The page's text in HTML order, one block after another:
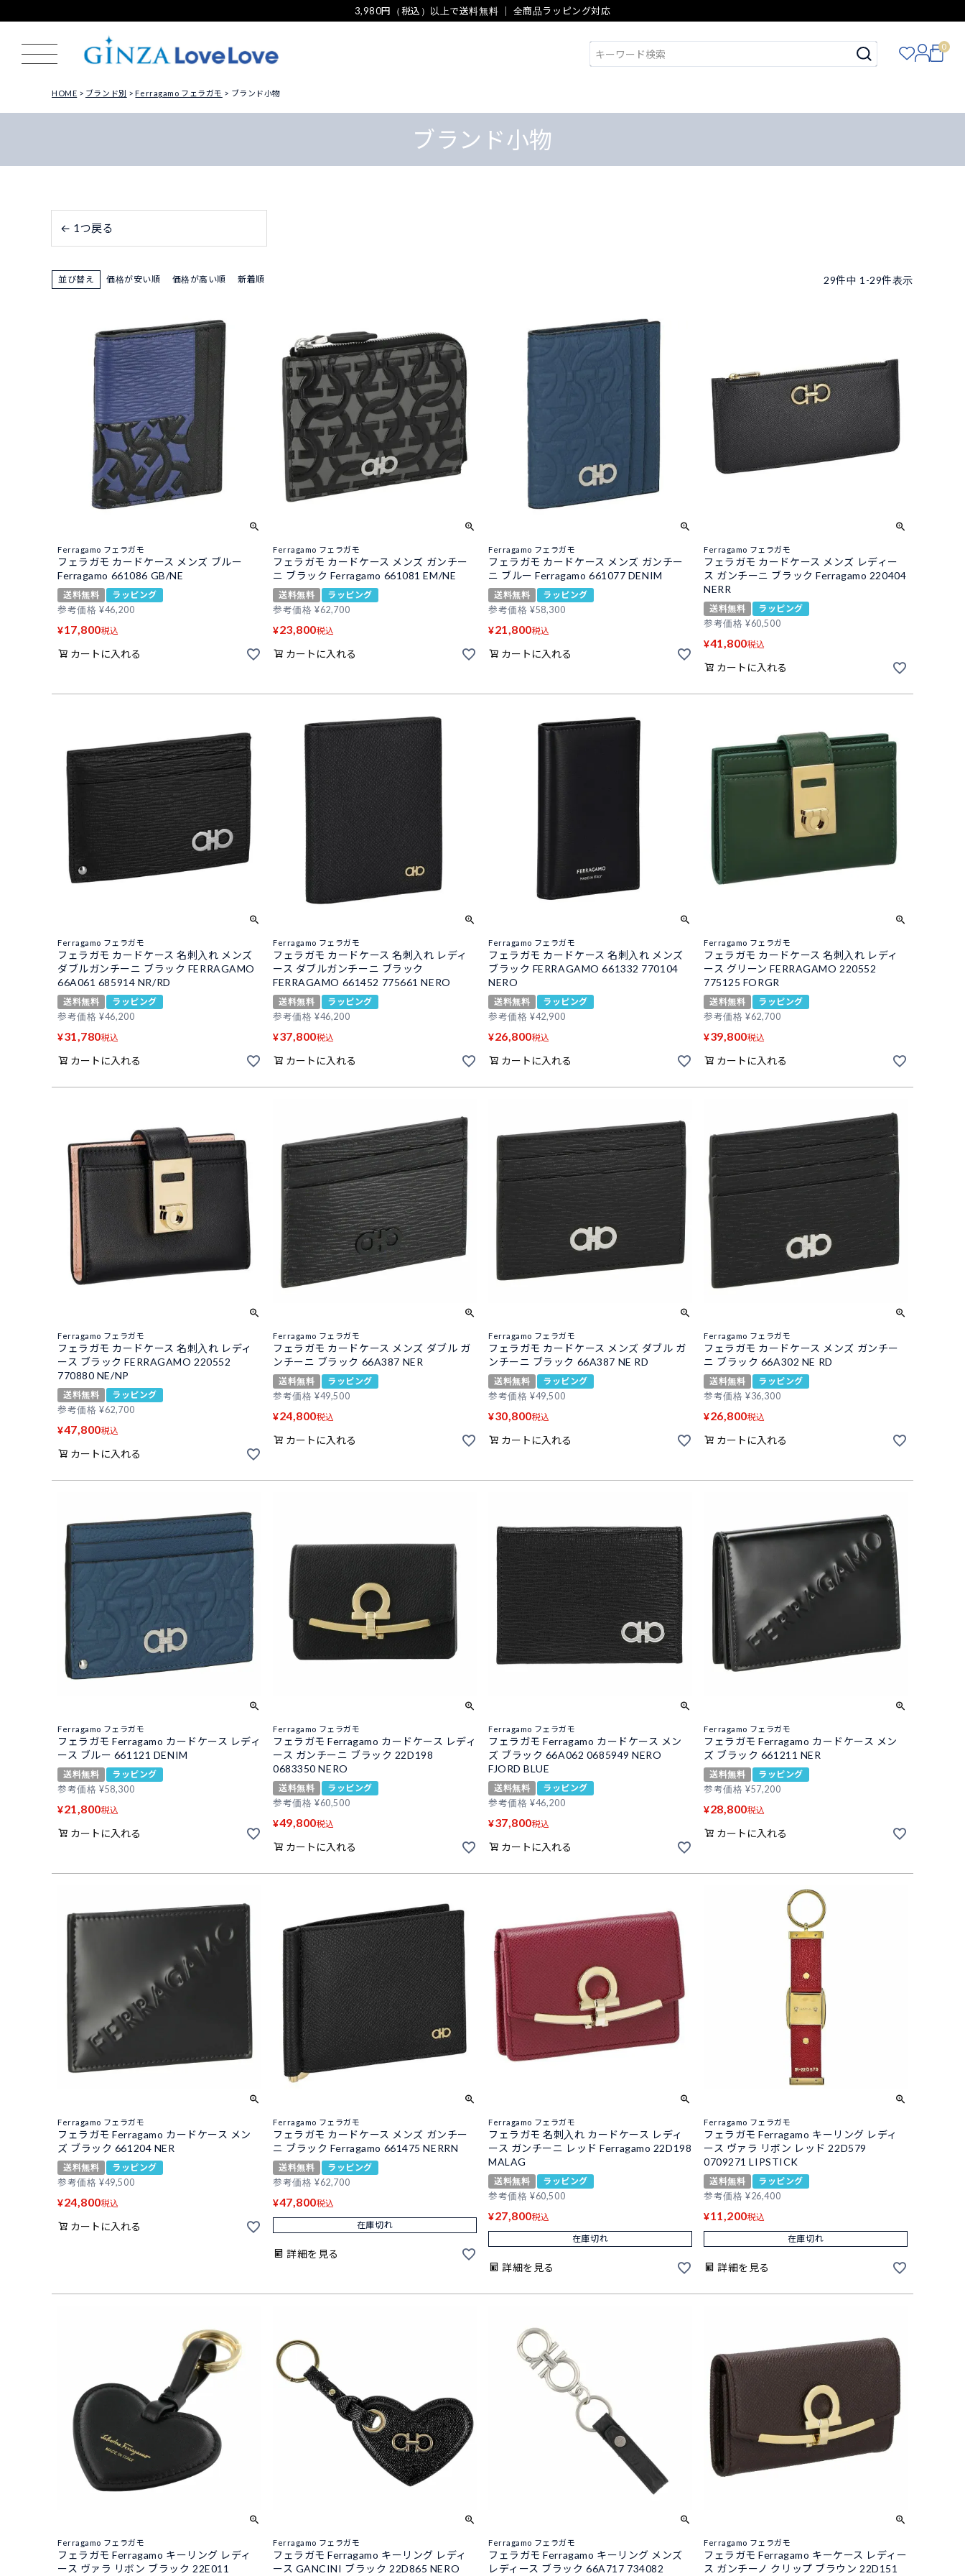
3,980円（税込）以上で送料無料 ｜ 全商品ラッピング対応
0
HOME ブランド別 Ferragamo フェラガモ ブランド小物
ブランド小物
← 1つ戻る
並び替え 価格が安い順 価格が高い順 新着順 29件中 1 -29件表示
Ferragamo フェラガモ
フェラガモ カードケース メンズ ブルー
Ferragamo 661086 GB/NE
送料無料
ラッピング
参考価格 ¥46,200
¥17,800税込
カートに入れる
Ferragamo フェラガモ
フェラガモ カードケース メンズ ガンチー
ニ ブラック Ferragamo 661081 EM/NE
送料無料
ラッピング
参考価格 ¥62,700
¥23,800税込
カートに入れる
Ferragamo フェラガモ
フェラガモ カードケース メンズ ガンチー
ニ ブルー Ferragamo 661077 DENIM
送料無料
ラッピング
参考価格 ¥58,300
¥21,800税込
カートに入れる
Ferragamo フェラガモ
フェラガモ カードケース メンズ レディー
ス ガンチーニ ブラック Ferragamo 220404
NERR
送料無料
ラッピング
参考価格 ¥60,500
¥41,800税込
カートに入れる
Ferragamo フェラガモ
フェラガモ カードケース 名刺入れ メンズ
ダブルガンチーニ ブラック FERRAGAMO
66A061 685914 NR/RD
送料無料
ラッピング
参考価格 ¥46,200
¥31,780税込
カートに入れる
Ferragamo フェラガモ
フェラガモ カードケース 名刺入れ レディ
ース ダブルガンチーニ ブラック
FERRAGAMO 661452 775661 NERO
送料無料
ラッピング
参考価格 ¥46,200
¥37,800税込
カートに入れる
Ferragamo フェラガモ
フェラガモ カードケース 名刺入れ メンズ
ブラック FERRAGAMO 661332 770104
NERO
送料無料
ラッピング
参考価格 ¥42,900
¥26,800税込
カートに入れる
Ferragamo フェラガモ
フェラガモ カードケース 名刺入れ レディ
ース グリーン FERRAGAMO 220552
775125 FORGR
送料無料
ラッピング
参考価格 ¥62,700
¥39,800税込
カートに入れる
Ferragamo フェラガモ
フェラガモ カードケース 名刺入れ レディ
ース ブラック FERRAGAMO 220552
770880 NE/NP
送料無料
ラッピング
参考価格 ¥62,700
¥47,800税込
カートに入れる
Ferragamo フェラガモ
フェラガモ カードケース メンズ ダブル ガ
ンチーニ ブラック 66A387 NER
送料無料
ラッピング
参考価格 ¥49,500
¥24,800税込
カートに入れる
Ferragamo フェラガモ
フェラガモ カードケース メンズ ダブル ガ
ンチーニ ブラック 66A387 NE RD
送料無料
ラッピング
参考価格 ¥49,500
¥30,800税込
カートに入れる
Ferragamo フェラガモ
フェラガモ カードケース メンズ ガンチー
ニ ブラック 66A302 NE RD
送料無料
ラッピング
参考価格 ¥36,300
¥26,800税込
カートに入れる
Ferragamo フェラガモ
フェラガモ Ferragamo カードケース レディ
ース ブルー 661121 DENIM
送料無料
ラッピング
参考価格 ¥58,300
¥21,800税込
カートに入れる
Ferragamo フェラガモ
フェラガモ Ferragamo カードケース レディ
ース ガンチーニ ブラック 22D198
0683350 NERO
送料無料
ラッピング
参考価格 ¥60,500
¥49,800税込
カートに入れる
Ferragamo フェラガモ
フェラガモ Ferragamo カードケース メン
ズ ブラック 66A062 0685949 NERO
FJORD BLUE
送料無料
ラッピング
参考価格 ¥46,200
¥37,800税込
カートに入れる
Ferragamo フェラガモ
フェラガモ Ferragamo カードケース メン
ズ ブラック 661211 NER
送料無料
ラッピング
参考価格 ¥57,200
¥28,800税込
カートに入れる
Ferragamo フェラガモ
フェラガモ Ferragamo カードケース メン
ズ ブラック 661204 NER
送料無料
ラッピング
参考価格 ¥49,500
¥24,800税込
カートに入れる
Ferragamo フェラガモ
フェラガモ カードケース メンズ ガンチー
ニ ブラック Ferragamo 661475 NERRN
送料無料
ラッピング
参考価格 ¥62,700
¥47,800税込
在庫切れ
詳細を見る
Ferragamo フェラガモ
フェラガモ 名刺入れ カードケース レディ
ース ガンチーニ レッド Ferragamo 22D198
MALAG
送料無料
ラッピング
参考価格 ¥60,500
¥27,800税込
在庫切れ
詳細を見る
Ferragamo フェラガモ
フェラガモ Ferragamo キーリング レディ
ース ヴァラ リボン レッド 22D579
0709271 LIPSTICK
送料無料
ラッピング
参考価格 ¥26,400
¥11,200税込
在庫切れ
詳細を見る
Ferragamo フェラガモ
フェラガモ Ferragamo キーリング レディ
ース ヴァラ リボン ブラック 22E011
Ferragamo フェラガモ
フェラガモ Ferragamo キーリング レディ
ース GANCINI ブラック 22D865 NERO
Ferragamo フェラガモ
フェラガモ Ferragamo キーリング メンズ
レディース ブラック 66A717 734082
Ferragamo フェラガモ
フェラガモ Ferragamo キーケース レディー
ス ガンチーノ クリップ ブラウン 22D151